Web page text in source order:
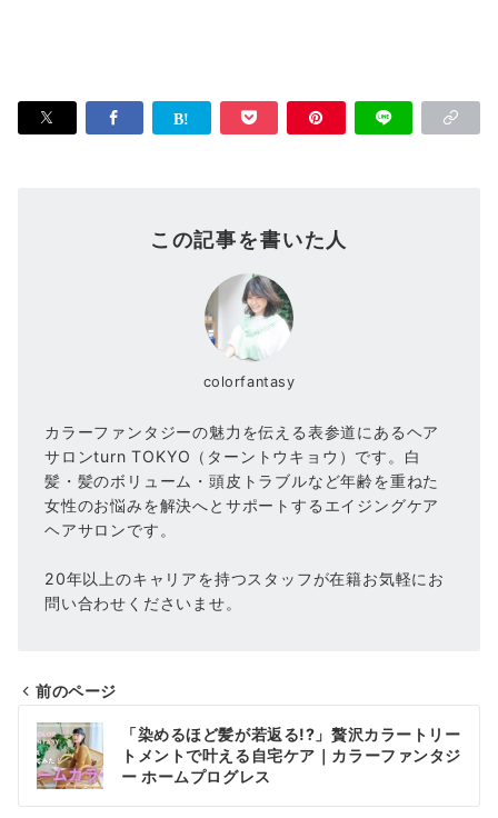
この記事を書いた人
colorfantasy
カラーファンタジーの魅力を伝える表参道にあるヘア
サロンturn TOKYO（ターントウキョウ）です。白
髪・髪のボリューム・頭皮トラブルなど年齢を重ねた
女性のお悩みを解決へとサポートするエイジングケア
ヘアサロンです。
20年以上のキャリアを持つスタッフが在籍お気軽にお
問い合わせくださいませ。
投
稿
ナ
前のページ
「染めるほど髪が若返る!?」贅沢カラートリー
トメントで叶える自宅ケア｜カラーファンタジ
ー ホームプログレス